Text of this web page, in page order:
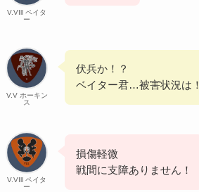
V.VIll ペイタ
ー
V.V ホーキン
ス
伏兵か！？
ベイター君…被害状況は！
V.VIll ペイタ
ー
損傷軽微
戦間に支障ありません！